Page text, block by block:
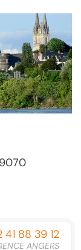
41 88 39 12
ANGERS